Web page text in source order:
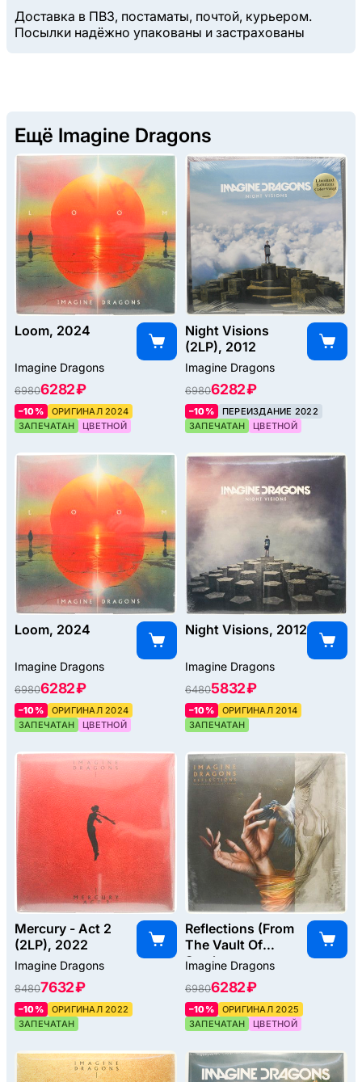
Доставка в ПВЗ, постаматы, почтой, курьером.
Посылки надёжно упакованы и застрахованы
Ещё Imagine Dragons
Loom, 2024
Imagine Dragons
69806282 ₽
–10%
ОРИГИНАЛ 2024
ЗАПЕЧАТАН
ЦВЕТНОЙ
Night Visions
(2LP), 2012
Imagine Dragons
69806282 ₽
–10%
ПЕРЕИЗДАНИЕ 2022
ЗАПЕЧАТАН
ЦВЕТНОЙ
Loom, 2024
Imagine Dragons
69806282 ₽
–10%
ОРИГИНАЛ 2024
ЗАПЕЧАТАН
ЦВЕТНОЙ
Night Visions, 2012
Imagine Dragons
64805832 ₽
–10%
ОРИГИНАЛ 2014
ЗАПЕЧАТАН
Mercury - Act 2
(2LP), 2022
Imagine Dragons
84807632 ₽
–10%
ОРИГИНАЛ 2022
ЗАПЕЧАТАН
Reflections (From
The Vault Of
Smoke +
Mirrors), 2025
Imagine Dragons
69806282 ₽
–10%
ОРИГИНАЛ 2025
ЗАПЕЧАТАН
ЦВЕТНОЙ